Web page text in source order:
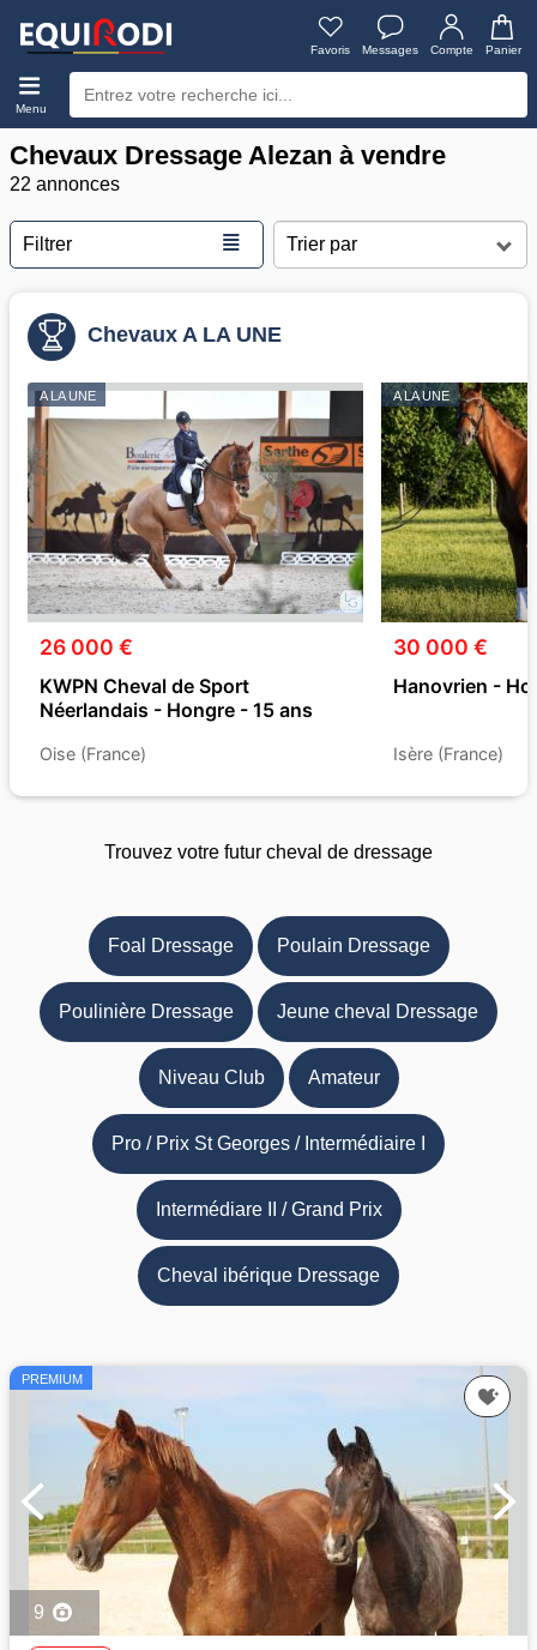
Favoris Messages Compte Panier
Menu
Chevaux Dressage Alezan à vendre
22 annonces
Filtrer ≣
Chevaux A LA UNE
A LA UNE
26 000 €
KWPN Cheval de Sport
Néerlandais - Hongre - 15 ans
Oise (France)
A LA UNE
30 000 €
Hanovrien -
Isère (France)
Trouvez votre futur cheval de dressage
Foal Dressage Poulain Dressage
Poulinière Dressage Jeune cheval Dressage
Niveau Club Amateur
Pro / Prix St Georges / Intermédiaire I
Intermédiare II / Grand Prix
Cheval ibérique Dressage
PREMIUM
9